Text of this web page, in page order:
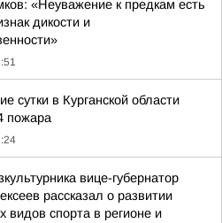
«Неуважение к предкам есть
дикости и
сутки в Курганской области
пожара
вице-губернатор
рассказал о развитии
видов спорта в регионе и